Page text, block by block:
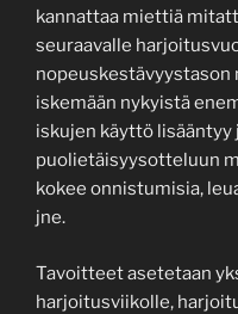
kannattaa miettiä
seuraavalle
iskemään nykyistä
iskujen käyttö lisääntyy
puolietäisyysotteluun
kokee onnistumisia,
jne.
Tavoitteet asetetaan
harjoitusviikolle,